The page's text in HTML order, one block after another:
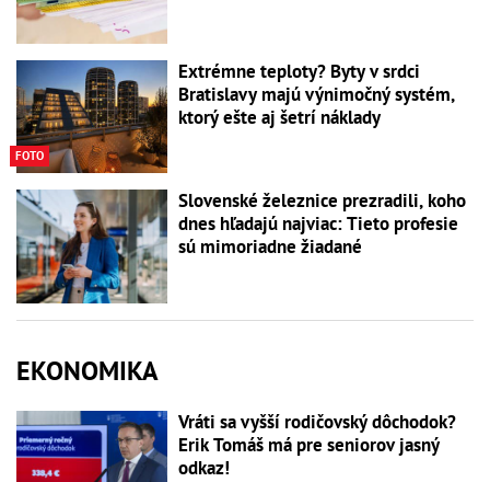
FOTO
Extrémne teploty? Byty v srdci
Bratislavy majú výnimočný systém,
ktorý ešte aj šetrí náklady
Slovenské železnice prezradili, koho
dnes hľadajú najviac: Tieto profesie
sú mimoriadne žiadané
EKONOMIKA
Vráti sa vyšší rodičovský dôchodok?
Erik Tomáš má pre seniorov jasný
odkaz!